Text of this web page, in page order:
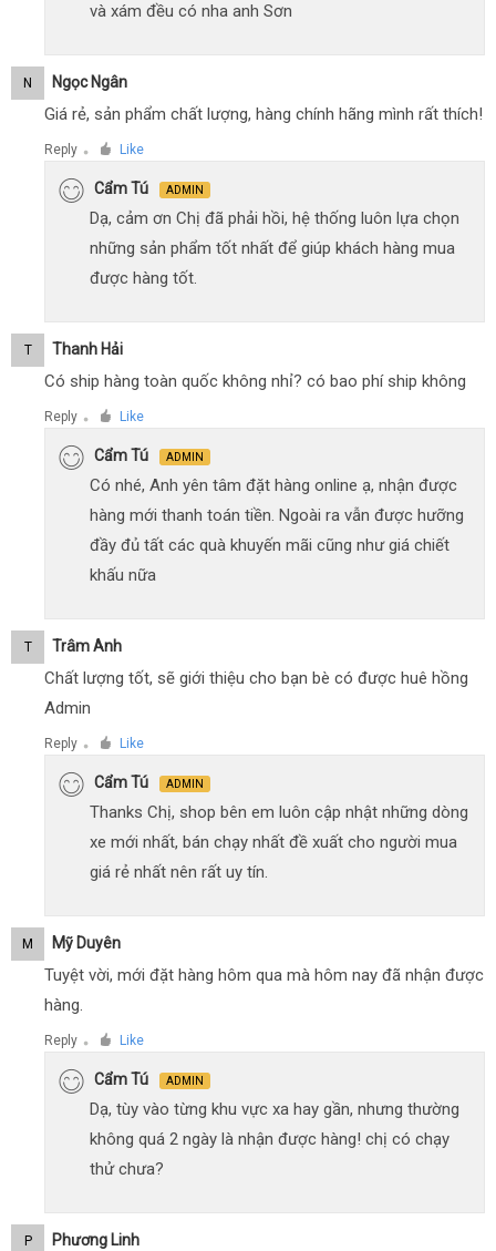
và xám đều có nha anh Sơn
N Ngọc Ngân
Giá rẻ, sản phẩm chất lượng, hàng chính hãng mình rất thích!
Reply ● Like
Cẩm Tú ADMIN
Dạ, cảm ơn Chị đã phải hồi, hệ thống luôn lựa chọn
những sản phẩm tốt nhất để giúp khách hàng mua
được hàng tốt.
T Thanh Hải
Có ship hàng toàn quốc không nhỉ? có bao phí ship không
Reply ● Like
Cẩm Tú ADMIN
Có nhé, Anh yên tâm đặt hàng online ạ, nhận được
hàng mới thanh toán tiền. Ngoài ra vẫn được hưỡng
đầy đủ tất các quà khuyến mãi cũng như giá chiết
khấu nữa
T Trâm Anh
Chất lượng tốt, sẽ giới thiệu cho bạn bè có được huê hồng
Admin
Reply ● Like
Cẩm Tú ADMIN
Thanks Chị, shop bên em luôn cập nhật những dòng
xe mới nhất, bán chạy nhất đề xuất cho người mua
giá rẻ nhất nên rất uy tín.
M Mỹ Duyên
Tuyệt vời, mới đặt hàng hôm qua mà hôm nay đã nhận được
hàng.
Reply ● Like
Cẩm Tú ADMIN
Dạ, tùy vào từng khu vực xa hay gần, nhưng thường
không quá 2 ngày là nhận được hàng! chị có chạy
thử chưa?
P Phương Linh